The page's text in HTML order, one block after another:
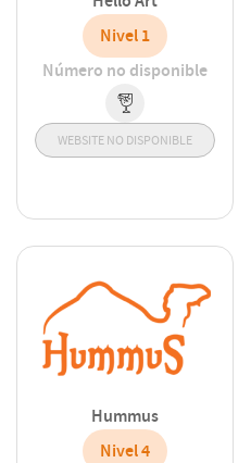
Nivel 1
Número no disponible
WEBSITE NO DISPONIBLE
Hummus
Nivel 4